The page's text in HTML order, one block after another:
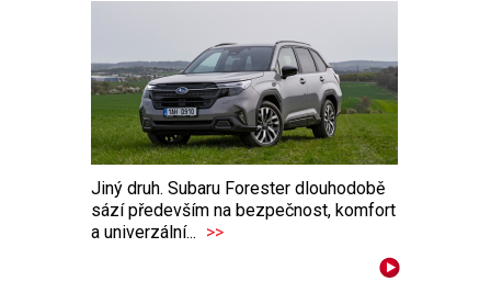
Jiný druh. Subaru Forester dlouhodobě
sází především na bezpečnost, komfort
a univerzální... >>